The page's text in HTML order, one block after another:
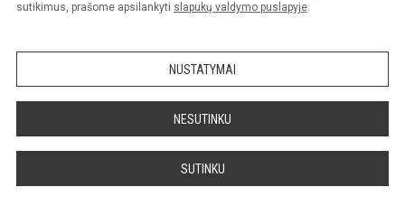
sutikimus, prašome apsilankyti slapukų valdymo puslapyje.
NUSTATYMAI
NESUTINKU
SUTINKU
Sumanus būdas atnaujinti